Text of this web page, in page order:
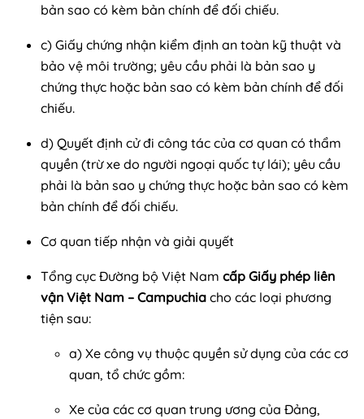
bản sao có kèm bản chính để đối chiếu.
c) Giấy chứng nhận kiểm định an toàn kỹ thuật và
bảo vệ môi trường; yêu cầu phải là bản sao y
chứng thực hoặc bản sao có kèm bản chính để đối
chiếu.
d) Quyết định cử đi công tác của cơ quan có thẩm
quyền (trừ xe do người ngoại quốc tự lái); yêu cầu
phải là bản sao y chứng thực hoặc bản sao có kèm
bản chính để đối chiếu.
Cơ quan tiếp nhận và giải quyết
Tổng cục Đường bộ Việt Nam cấp Giấy phép liên
vận Việt Nam – Campuchia cho các loại phương
tiện sau:
a) Xe công vụ thuộc quyền sử dụng của các cơ
quan, tổ chức gồm:
Xe của các cơ quan trung ương của Đảng,